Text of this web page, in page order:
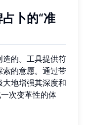
卜的“准
的。工具提供符
的意愿。通过带
地增强其深度和
次变革性的体